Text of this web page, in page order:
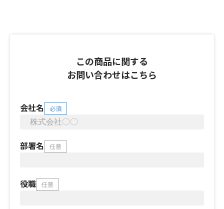
この商品に関する
お問い合わせはこちら
会社名 必須
部署名 任意
役職 任意